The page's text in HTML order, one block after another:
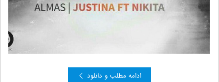
ادامه مطلب و دانلود